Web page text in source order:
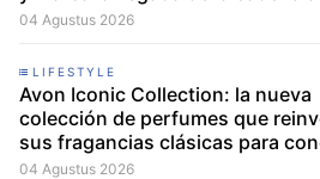
Vegas Strip
04 Agustus 2026
LIFESTYLE
Avon Iconic Collection: la nueva
colección de perfumes que
sus fragancias clásicas para
nuevas generaciones
04 Agustus 2026